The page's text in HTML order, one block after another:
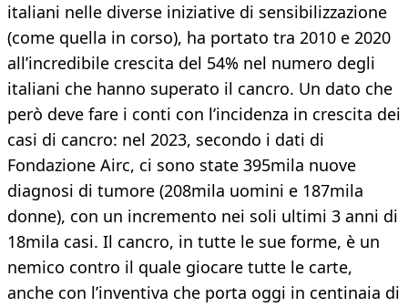
italiani nelle diverse iniziative di sensibilizzazione
(come quella in corso), ha portato tra 2010 e 2020
all’incredibile crescita del 54% nel numero degli
italiani che hanno superato il cancro. Un dato che
però deve fare i conti con l’incidenza in crescita dei
casi di cancro: nel 2023, secondo i dati di
Fondazione Airc, ci sono state 395mila nuove
diagnosi di tumore (208mila uomini e 187mila
donne), con un incremento nei soli ultimi 3 anni di
18mila casi. Il cancro, in tutte le sue forme, è un
nemico contro il quale giocare tutte le carte,
anche con l’inventiva che porta oggi in centinaia di